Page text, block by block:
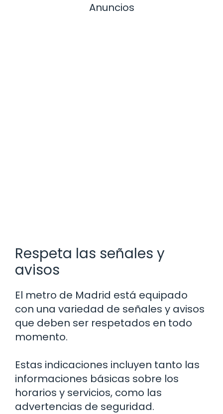
Anuncios
Respeta las señales y
avisos
El metro de Madrid está equipado
con una variedad de señales y avisos
que deben ser respetados en todo
momento.
Estas indicaciones incluyen tanto las
informaciones básicas sobre los
horarios y servicios, como las
advertencias de seguridad.